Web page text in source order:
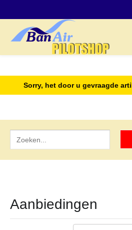
Sorry, het door u gevraagde
Aanbiedingen